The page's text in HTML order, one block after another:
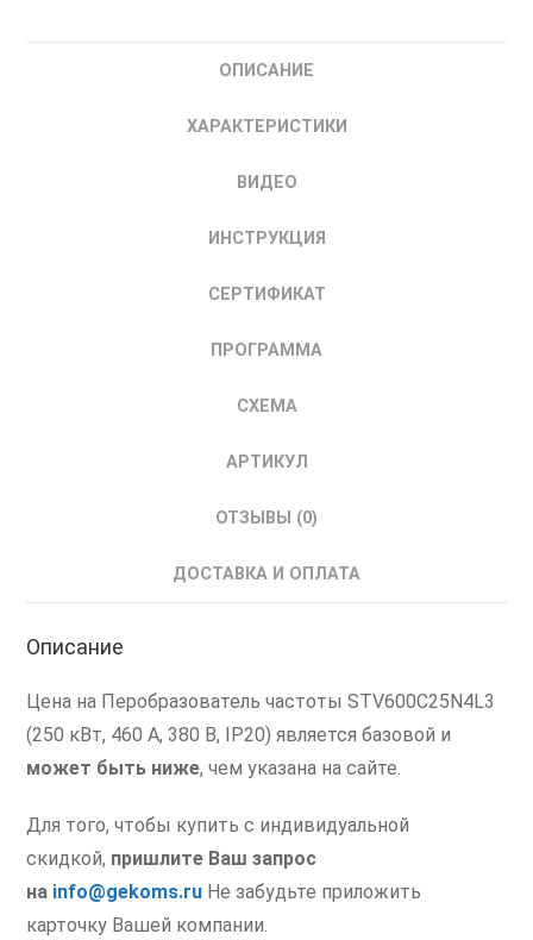
ОПИСАНИЕ
ХАРАКТЕРИСТИКИ
ВИДЕО
ИНСТРУКЦИЯ
СЕРТИФИКАТ
ПРОГРАММА
СХЕМА
АРТИКУЛ
ОТЗЫВЫ (0)
ДОСТАВКА И ОПЛАТА
Описание
Цена на Перобразователь частоты STV600C25N4L3
(250 кВт, 460 А, 380 В, IP20) является базовой и
может быть ниже, чем указана на сайте.
Для того, чтобы купить с индивидуальной
скидкой, пришлите Ваш запрос
на info@gekoms.ru Не забудьте приложить
карточку Вашей компании.